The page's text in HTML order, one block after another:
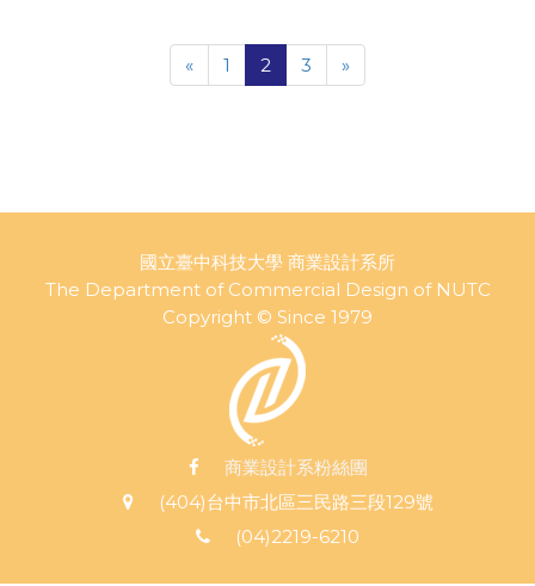
« 1 2 3 »
國立臺中科技大學 商業設計系所
The Department of Commercial Design of NUTC
Copyright © Since 1979
商業設計系粉絲團
(404)台中市北區三民路三段129號
(04)2219-6210